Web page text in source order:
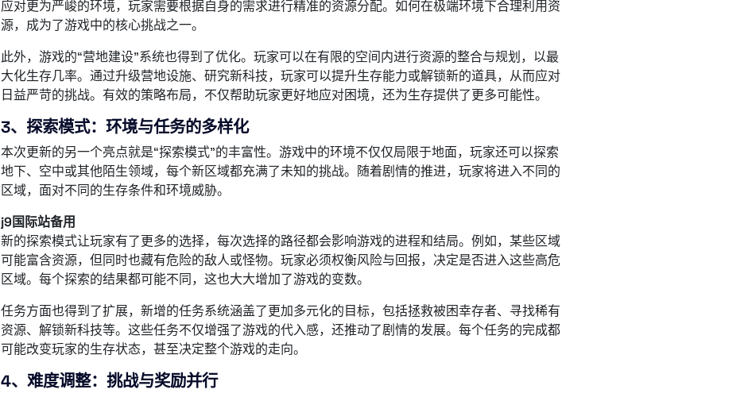
应对更为严峻的环境，玩家需要根据自身的需求进行精准的资源分配。如何在极端环境下合理利用资
源，成为了游戏中的核心挑战之一。
此外，游戏的“营地建设”系统也得到了优化。玩家可以在有限的空间内进行资源的整合与规划，以最
大化生存几率。通过升级营地设施、研究新科技，玩家可以提升生存能力或解锁新的道具，从而应对
日益严苛的挑战。有效的策略布局，不仅帮助玩家更好地应对困境，还为生存提供了更多可能性。
3、探索模式：环境与任务的多样化
本次更新的另一个亮点就是“探索模式”的丰富性。游戏中的环境不仅仅局限于地面，玩家还可以探索
地下、空中或其他陌生领域，每个新区域都充满了未知的挑战。随着剧情的推进，玩家将进入不同的
区域，面对不同的生存条件和环境威胁。
j9国际站备用
新的探索模式让玩家有了更多的选择，每次选择的路径都会影响游戏的进程和结局。例如，某些区域
可能富含资源，但同时也藏有危险的敌人或怪物。玩家必须权衡风险与回报，决定是否进入这些高危
区域。每个探索的结果都可能不同，这也大大增加了游戏的变数。
任务方面也得到了扩展，新增的任务系统涵盖了更加多元化的目标，包括拯救被困幸存者、寻找稀有
资源、解锁新科技等。这些任务不仅增强了游戏的代入感，还推动了剧情的发展。每个任务的完成都
可能改变玩家的生存状态，甚至决定整个游戏的走向。
4、难度调整：挑战与奖励并行